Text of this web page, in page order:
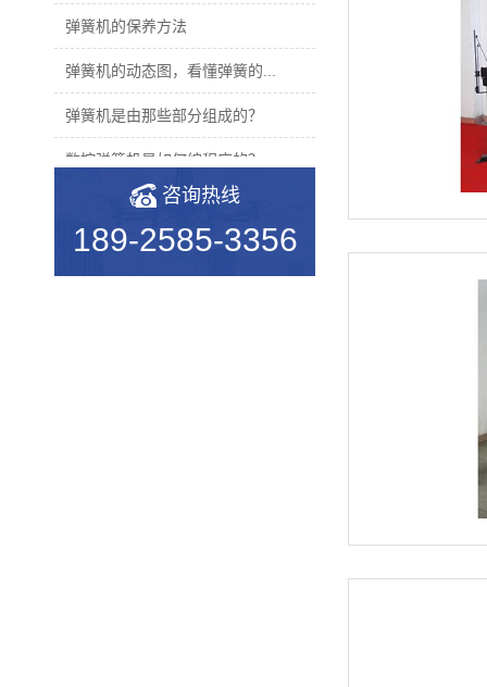
弹簧机的保养方法
弹簧机的动态图，看懂弹簧的...
弹簧机是由那些部分组成的？
数控弹簧机是如何编程序的？
2019年度无凸轮弹簧机十大品...
机械行业的宠儿——弹簧机
咨询热线
189-2585-3356